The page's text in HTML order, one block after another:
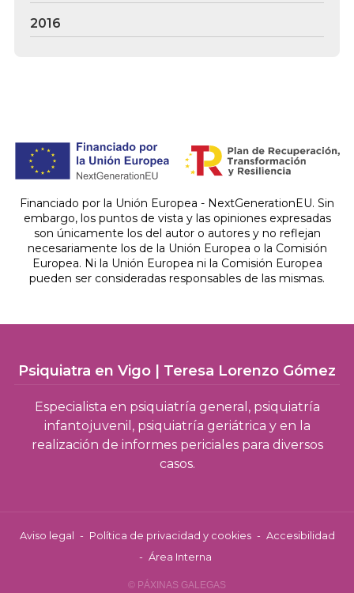
2016
Financiado por la Unión Europea - NextGenerationEU. Sin
embargo, los puntos de vista y las opiniones expresadas
son únicamente los del autor o autores y no reflejan
necesariamente los de la Unión Europea o la Comisión
Europea. Ni la Unión Europea ni la Comisión Europea
pueden ser consideradas responsables de las mismas.
Psiquiatra en Vigo | Teresa Lorenzo Gómez
Especialista en psiquiatría general, psiquiatría
infantojuvenil, psiquiatría geriátrica y en la
realización de informes periciales para diversos
casos.
Aviso legal - Política de privacidad y cookies - Accesibilidad
- Área Interna
© PÁXINAS GALEGAS